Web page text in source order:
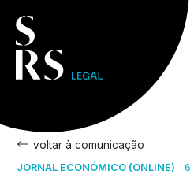
voltar à comunicação
JORNAL ECONÓMICO (ONLINE)
6